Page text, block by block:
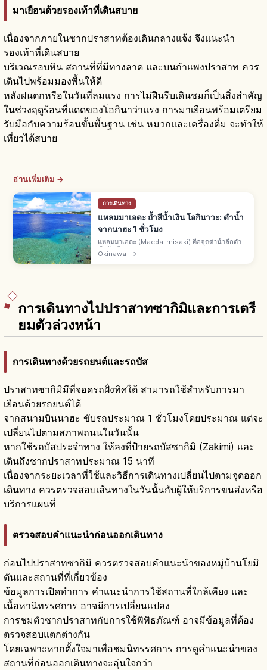
มาเยือนด้วยรองเท้าที่เดินสบาย
เนื่องจากภายในซากปราสาทต้องเดินกลางแจ้ง จึงแนะนำ
รองเท้าที่เดินสบาย
บริเวณรอบหิน สถานที่ที่มีทางลาด และบนกำแพงปราสาท ควร
เดินไปพร้อมมองพื้นให้ดี
หลังฝนตกหรือในวันที่ลมแรง การไม่ฝืนรีบเดินชมก็เป็นสิ่งสำคัญ
ในช่วงฤดูร้อนที่แดดของโอกินาว่าแรง การมาเยือนพร้อมเตรียม
รับมือกับความร้อนขั้นพื้นฐาน เช่น หมวกและเครื่องดื่ม จะทำให้
เที่ยวได้สบาย
อ่านเพิ่มเติม →
การเดินทาง
แหลมมาเอดะ ถ้ำสีน้ำเงิน โอกินาวะ: ดำน้ำ
จากนาฮะ 1 ชั่วโมง
แหลมมาเอดะ (Maeda-misaki) คือจุดดำน้ำลึกดำ
น้ำตื้นชั้นนำหมู่บ้านอนนะ ตอนกลางเกาะหลักโอกิน
Okinawa →
การเดินทางไปปราสาทซากิมิและการเตรี
ยมตัวล่วงหน้า
การเดินทางด้วยรถยนต์และรถบัส
ปราสาทซากิมิมีที่จอดรถฝั่งทิศใต้ สามารถใช้สำหรับการมา
เยือนด้วยรถยนต์ได้
จากสนามบินนาฮะ ขับรถประมาณ 1 ชั่วโมงโดยประมาณ แต่จะ
เปลี่ยนไปตามสภาพถนนในวันนั้น
หากใช้รถบัสประจำทาง ให้ลงที่ป้ายรถบัสซากิมิ (Zakimi) และ
เดินถึงซากปราสาทประมาณ 15 นาที
เนื่องจากระยะเวลาที่ใช้และวิธีการเดินทางเปลี่ยนไปตามจุดออก
เดินทาง ควรตรวจสอบเส้นทางในวันนั้นกับผู้ให้บริการขนส่งหรือ
บริการแผนที่
ตรวจสอบคำแนะนำก่อนออกเดินทาง
ก่อนไปปราสาทซากิมิ ควรตรวจสอบคำแนะนำของหมู่บ้านโยมิ
ตันและสถานที่ที่เกี่ยวข้อง
ข้อมูลการเปิดทำการ คำแนะนำการใช้สถานที่ใกล้เคียง และ
เนื้อหานิทรรศการ อาจมีการเปลี่ยนแปลง
การชมตัวซากปราสาทกับการใช้พิพิธภัณฑ์ อาจมีข้อมูลที่ต้อง
ตรวจสอบแตกต่างกัน
โดยเฉพาะหากตั้งใจมาเพื่อชมนิทรรศการ การดูคำแนะนำของ
สถานที่ก่อนออกเดินทางจะอุ่นใจกว่า